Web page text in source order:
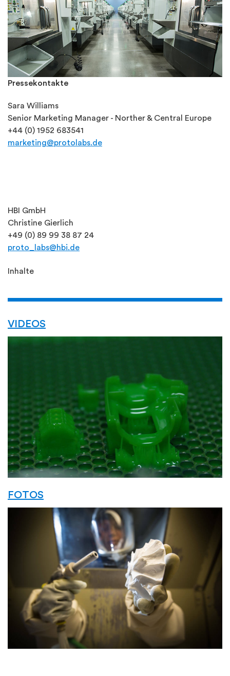
Pressekontakte
Sara Williams
Senior Marketing Manager - Norther & Central Europe
+44 (0) 1952 683541
marketing@protolabs.de
HBI GmbH
Christine Gierlich
+49 (0) 89 99 38 87 24
proto_labs@hbi.de
Inhalte
VIDEOS
FOTOS